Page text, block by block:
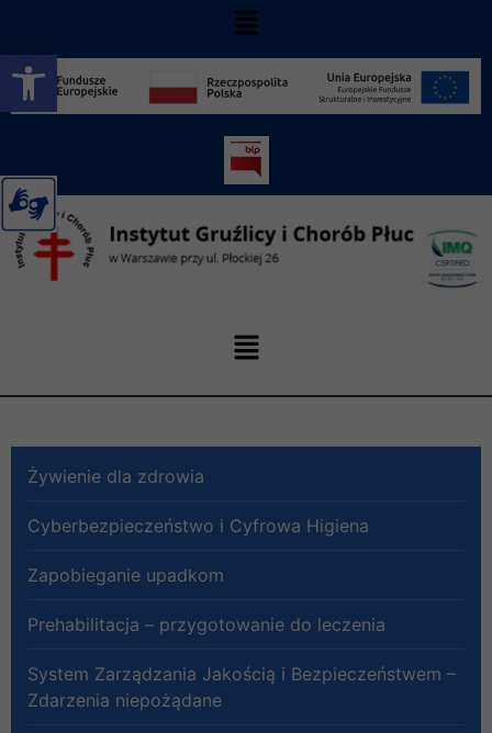
Otwórz pasek narzędzi
Żywienie dla zdrowia
Cyberbezpieczeństwo i Cyfrowa Higiena
Zapobieganie upadkom
Prehabilitacja – przygotowanie do leczenia
System Zarządzania Jakością i Bezpieczeństwem –
Zdarzenia niepożądane